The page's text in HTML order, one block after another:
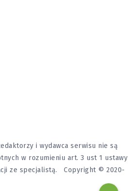
i wydawca serwisu nie są
w rozumieniu art. 3 ust 1 ustawy
ze specjalistą. Copyright © 2020-